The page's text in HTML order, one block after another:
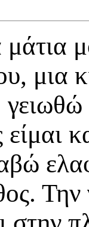
μάτια
μια
είμαι